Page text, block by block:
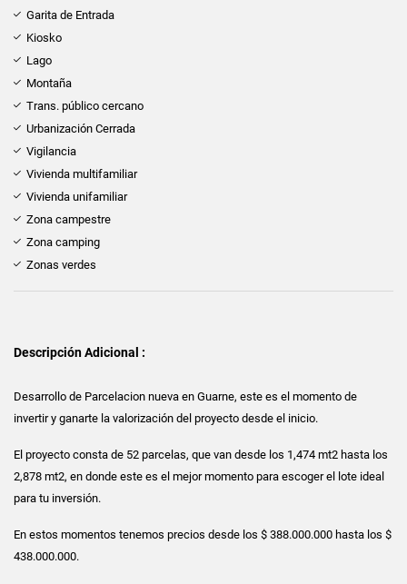
Garita de Entrada
Kiosko
Lago
Montaña
Trans. público cercano
Urbanización Cerrada
Vigilancia
Vivienda multifamiliar
Vivienda unifamiliar
Zona campestre
Zona camping
Zonas verdes
Descripción Adicional :
Desarrollo de Parcelacion nueva en Guarne, este es el momento de
invertir y ganarte la valorización del proyecto desde el inicio.
El proyecto consta de 52 parcelas, que van desde los 1,474 mt2 hasta los
2,878 mt2, en donde este es el mejor momento para escoger el lote ideal
para tu inversión.
En estos momentos tenemos precios desde los $ 388.000.000 hasta los $
438.000.000.